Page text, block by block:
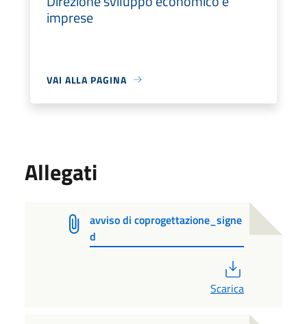
imprese
VAI ALLA PAGINA
Allegati
avviso di coprogettazione_signe
d
Scarica